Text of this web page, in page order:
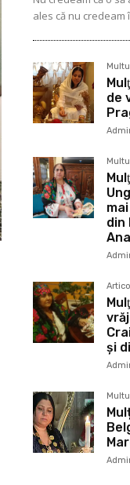
ales că nu credeam
de
din
și